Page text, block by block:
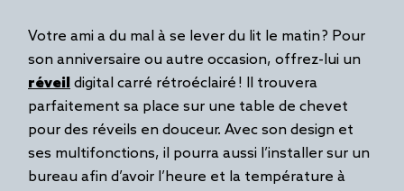
Votre ami a du mal à se lever du lit le matin ? Pour
son anniversaire ou autre occasion, offrez-lui un
réveil digital carré rétroéclairé ! Il trouvera
parfaitement sa place sur une table de chevet
pour des réveils en douceur. Avec son design et
ses multifonctions, il pourra aussi l’installer sur un
bureau afin d’avoir l’heure et la température à